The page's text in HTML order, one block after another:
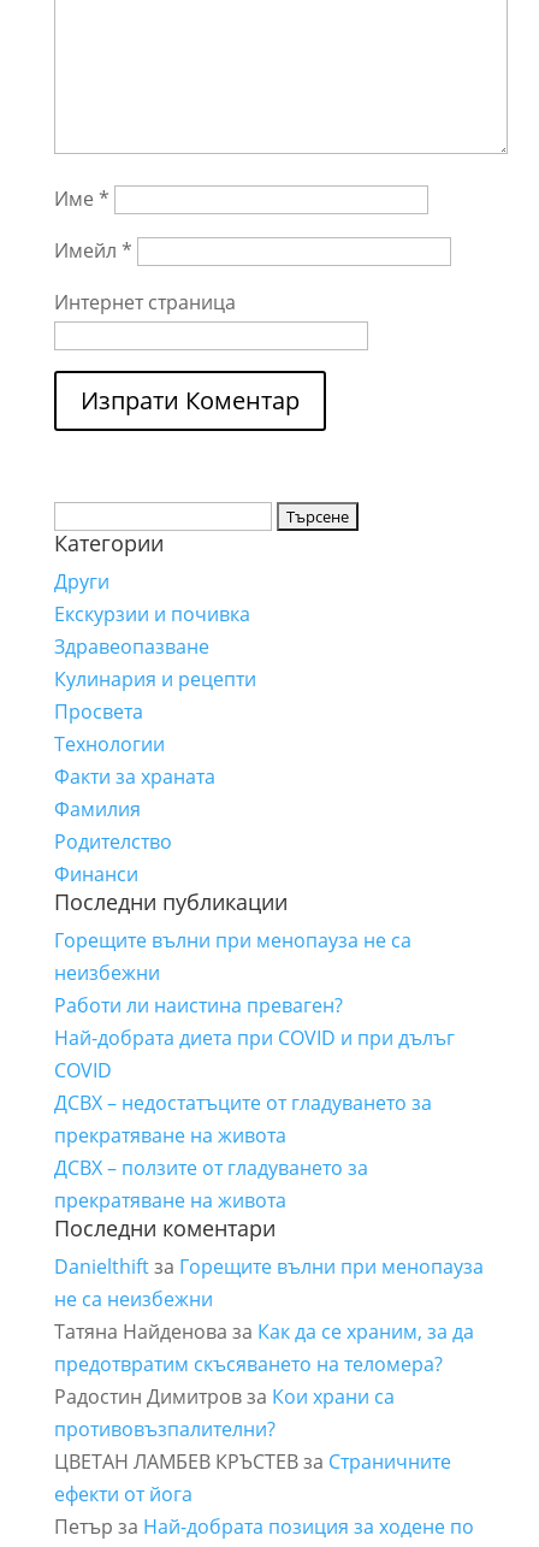
Име *
Имейл *
Интернет страница
за:
Категории
Други
Екскурзии и почивка
Здравеопазване
Кулинария и рецепти
Просвета
Технологии
Факти за храната
Фамилия
Родителство
Финанси
Последни публикации
Горещите вълни при менопауза не са
неизбежни
Работи ли наистина преваген?
Най-добрата диета при COVID и при дълъг
COVID
ДСВХ – недостатъците от гладуването за
прекратяване на живота
ДСВХ – ползите от гладуването за
прекратяване на живота
Последни коментари
Danielthiftза Горещите вълни при менопауза
не са неизбежни
Татяна Найденова за Как да се храним, за да
предотвратим скъсяването на теломера?
Радостин Димитровза Кои храни са
противовъзпалителни?
ЦВЕТАН ЛАМБЕВ КРЪСТЕВза Страничните
ефекти от йога
Петър за Най-добрата позиция за ходене по